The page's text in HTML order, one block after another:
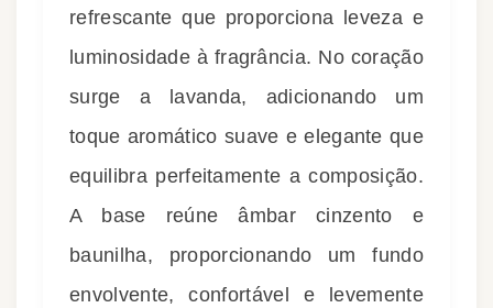
refrescante que proporciona leveza e
luminosidade à fragrância. No coração
surge a lavanda, adicionando um
toque aromático suave e elegante que
equilibra perfeitamente a composição.
A base reúne âmbar cinzento e
baunilha, proporcionando um fundo
envolvente, confortável e levemente